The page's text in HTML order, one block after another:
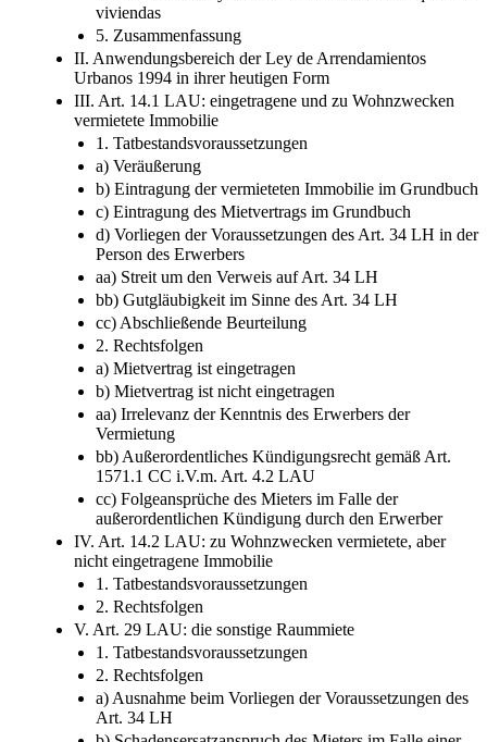
viviendas
5. Zusammenfassung
II. Anwendungsbereich der Ley de Arrendamientos
Urbanos 1994 in ihrer heutigen Form
III. Art. 14.1 LAU: eingetragene und zu Wohnzwecken
vermietete Immobilie
1. Tatbestandsvoraussetzungen
a) Veräußerung
b) Eintragung der vermieteten Immobilie im Grundbuch
c) Eintragung des Mietvertrags im Grundbuch
d) Vorliegen der Voraussetzungen des Art. 34 LH in der
Person des Erwerbers
aa) Streit um den Verweis auf Art. 34 LH
bb) Gutgläubigkeit im Sinne des Art. 34 LH
cc) Abschließende Beurteilung
2. Rechtsfolgen
a) Mietvertrag ist eingetragen
b) Mietvertrag ist nicht eingetragen
aa) Irrelevanz der Kenntnis des Erwerbers der
Vermietung
bb) Außerordentliches Kündigungsrecht gemäß Art.
1571.1 CC i.V.m. Art. 4.2 LAU
cc) Folgeansprüche des Mieters im Falle der
außerordentlichen Kündigung durch den Erwerber
IV. Art. 14.2 LAU: zu Wohnzwecken vermietete, aber
nicht eingetragene Immobilie
1. Tatbestandsvoraussetzungen
2. Rechtsfolgen
V. Art. 29 LAU: die sonstige Raummiete
1. Tatbestandsvoraussetzungen
2. Rechtsfolgen
a) Ausnahme beim Vorliegen der Voraussetzungen des
Art. 34 LH